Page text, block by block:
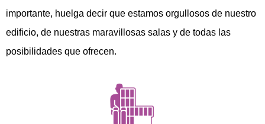
importante, huelga decir que estamos orgullosos de nuestro
edificio, de nuestras maravillosas salas y de todas las
posibilidades que ofrecen.